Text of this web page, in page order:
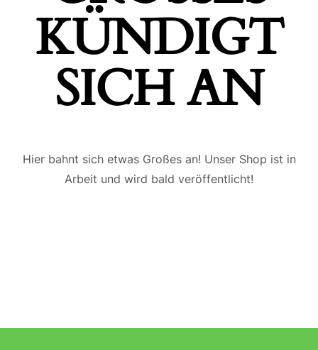
ÜNDIGT S
ICH AN
Hier bahnt sich etwas Großes an! Unser Shop ist in
Arbeit und wird bald veröffentlicht!